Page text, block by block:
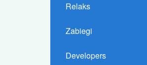
Relaks
Zabiegi
Developers